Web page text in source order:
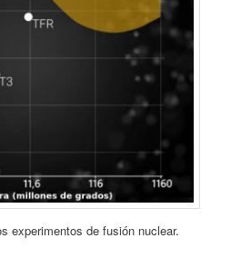
experimentos de fusión nuclear.